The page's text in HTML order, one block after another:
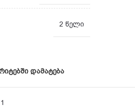
2 წელი
დამატება